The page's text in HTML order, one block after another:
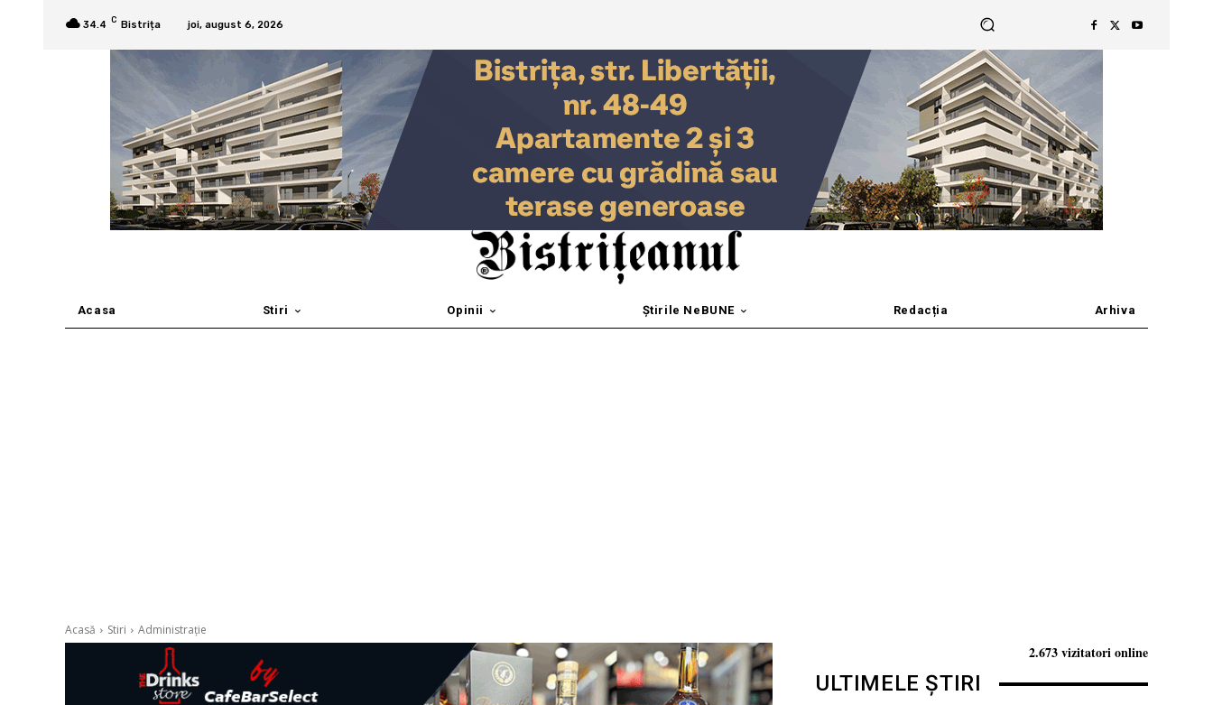
34.4 C Bistrița joi, august 6, 2026
Acasa Stiri Opinii Știrile NeBUNE Redacția Arhiva
Acasă Stiri Administrație
2.673 vizitatori online
ULTIMELE ȘTIRI